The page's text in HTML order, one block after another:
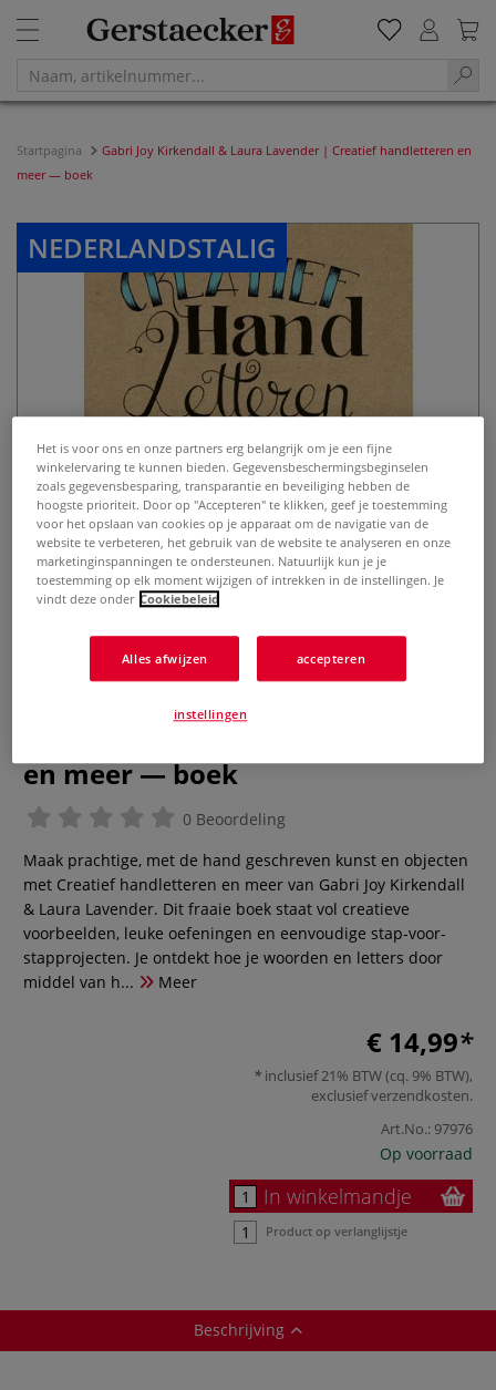
Startpagina
Gabri Joy Kirkendall & Laura Lavender | Creatief handletteren en
meer — boek
NEDERLANDSTALIG
Gabri Joy Kirkendall & Laura
en meer — boek
0 Beoordeling
Maak prachtige, met de hand geschreven kunst en objecten
met Creatief handletteren en meer van Gabri Joy Kirkendall
& Laura Lavender. Dit fraaie boek staat vol creatieve
voorbeelden, leuke oefeningen en eenvoudige stap-voor-
stapprojecten. Je ontdekt hoe je woorden en letters door
middel van h...
Meer
€ 14,99
inclusief 21% BTW (cq. 9% BTW),
exclusiefverzendkosten.
Art.No.: 97976
Op voorraad
In winkelmandje
Product op verlanglijstje
Beschrijving
Het is voor ons en onze partners erg belangrijk om je een fijne
winkelervaring te kunnen bieden. Gegevensbeschermingsbeginselen
zoals gegevensbesparing, transparantie en beveiliging hebben de
hoogste prioriteit. Door op "Accepteren" te klikken, geef je toestemming
voor het opslaan van cookies op je apparaat om de navigatie van de
website te verbeteren, het gebruik van de website te analyseren en onze
marketinginspanningen te ondersteunen. Natuurlijk kun je je
toestemming op elk moment wijzigen of intrekken in de instellingen. Je
vindt deze onder Cookiebeleid
Alles afwijzen accepteren
instellingen